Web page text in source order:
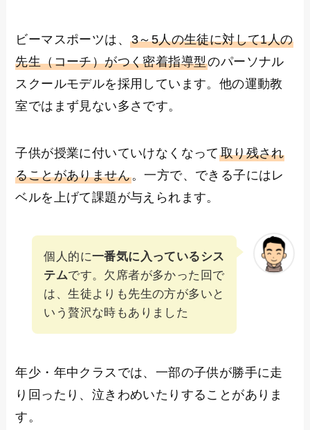
ビーマスポーツは、3～5人の生徒に対して1人の
先生（コーチ）がつく密着指導型のパーソナル
スクールモデルを採用しています。他の運動教
室ではまず見ない多さです。
子供が授業に付いていけなくなって 取り残され
ることがありません。一方で、できる子にはレ
ベルを上げて課題が与えられます。
個人的に一番気に入っているシス
テムです。欠席者が多かった回で
は、生徒よりも先生の方が多いと
いう贅沢な時もありました
年少・年中クラスでは、一部の子供が勝手に走
り回ったり、泣きわめいたりすることがありま
す。